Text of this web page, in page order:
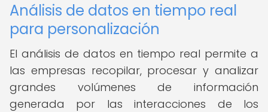
Análisis de datos en tiempo real
para personalización
El análisis de datos en tiempo real permite a
las empresas recopilar, procesar y analizar
grandes volúmenes de información
generada por las interacciones de los